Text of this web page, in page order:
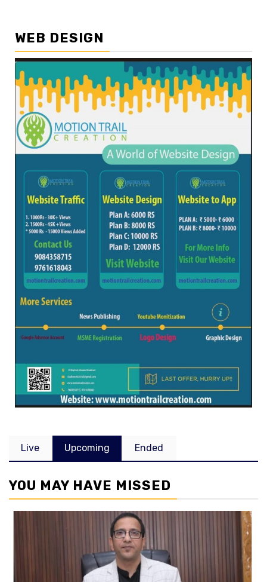
WEB DESIGN
Live Upcoming Ended
YOU MAY HAVE MISSED